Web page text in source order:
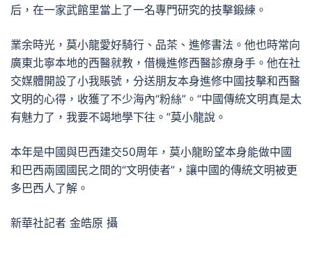
后，在一家武館里當上了一名專門研究的技擊鍛練。
業余時光，莫小龍愛好騎行、品茶、進修書法。他也時常向
廣東北寧本地的西醫就教，借機進修西醫診療身手。他在社
交媒體開設了小我賬號，分送朋友本身進修中國技擊和西醫
文明的心得，收獲了不少海內“粉絲”。“中國傳統文明真是太
有魅力了，我要不竭地學下往。”莫小龍說。
本年是中國與巴西建交50周年，莫小龍盼望本身能做中國
和巴西兩國國民之間的“文明使者”，讓中國的傳統文明被更
多巴西人了解。
新華社記者 金皓原 攝